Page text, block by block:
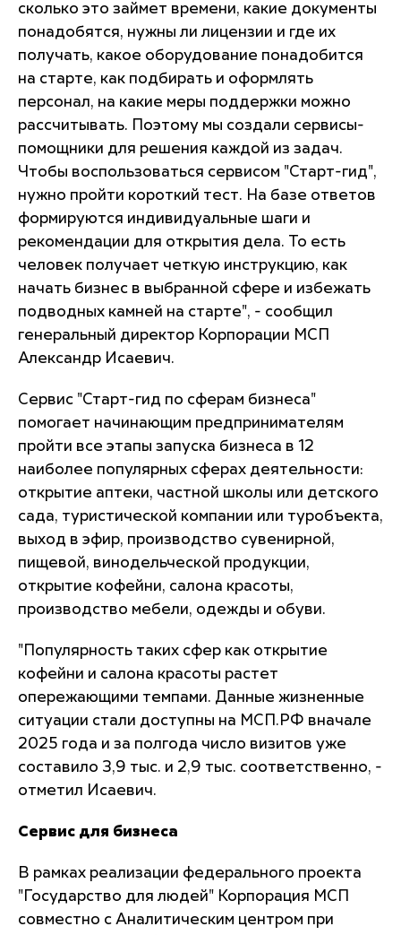
сколько это займет времени, какие документы
понадобятся, нужны ли лицензии и где их
получать, какое оборудование понадобится
на старте, как подбирать и оформлять
персонал, на какие меры поддержки можно
рассчитывать. Поэтому мы создали сервисы-
помощники для решения каждой из задач.
Чтобы воспользоваться сервисом "Старт-гид",
нужно пройти короткий тест. На базе ответов
формируются индивидуальные шаги и
рекомендации для открытия дела. То есть
человек получает четкую инструкцию, как
начать бизнес в выбранной сфере и избежать
подводных камней на старте", - сообщил
генеральный директор Корпорации МСП
Александр Исаевич.
Сервис "Старт-гид по сферам бизнеса"
помогает начинающим предпринимателям
пройти все этапы запуска бизнеса в 12
наиболее популярных сферах деятельности:
открытие аптеки, частной школы или детского
сада, туристической компании или туробъекта,
выход в эфир, производство сувенирной,
пищевой, винодельческой продукции,
открытие кофейни, салона красоты,
производство мебели, одежды и обуви.
"Популярность таких сфер как открытие
кофейни и салона красоты растет
опережающими темпами. Данные жизненные
ситуации стали доступны на МСП.РФ вначале
2025 года и за полгода число визитов уже
составило 3,9 тыс. и 2,9 тыс. соответственно, -
отметил Исаевич.
Сервис для бизнеса
В рамках реализации федерального проекта
"Государство для людей" Корпорация МСП
совместно с Аналитическим центром при